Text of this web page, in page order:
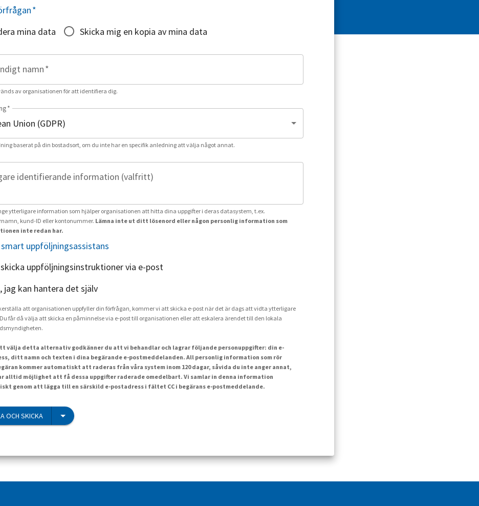
*
mina data
Skicka mig en kopia av mina data
namn*
av organisationen för att identifiera dig.
*
baserat på din bostadsort, om du inte har en specifik anledning att välja något annat.
identifierande information (valfritt)
ytterligare information som hjälper organisationen att hitta dina uppgifter i deras datasystem, t.ex.
kund-ID eller kontonummer. Lämna inte ut ditt lösenord eller någon personlig information som
inte redan har.
uppföljningsassistans
uppföljningsinstruktioner via e-post
jag kan hantera det själv
att organisationen uppfyller din förfrågan, kommer vi att skicka e-post när det är dags att vidta ytterligare
får då välja att skicka en påminnelse via e-post till organisationen eller att eskalera ärendet till den lokala
välja detta alternativ godkänner du att vi behandlar och lagrar följande personuppgifter: din e-
ditt namn och texten i dina begärande e-postmeddelanden. All personlig information som rör
kommer automatiskt att raderas från våra system inom 120 dagar, såvida du inte anger annat,
alltid möjlighet att få dessa uppgifter raderade omedelbart. Vi samlar in denna information
genom att lägga till en särskild e-postadress i fältet CC i begärans e-postmeddelande.
OCH SKICKA